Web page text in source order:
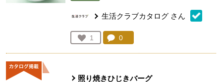
生活クラブカタログ さん
お気に入り登録：
1
人が登録
コメント：
0
照り焼きひじきバーグ